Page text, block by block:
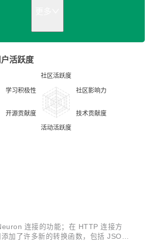
活跃度
连接的功能；在 HTTP 连接方
加了许多新的转换函数，包括 JSON